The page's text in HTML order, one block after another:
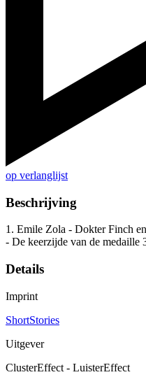
op verlanglijst
Beschrijving
1. Emile Zola - Dokter Finch
- De keerzijde van de medaille
Details
Imprint
ShortStories
Uitgever
ClusterEffect - LuisterEffect